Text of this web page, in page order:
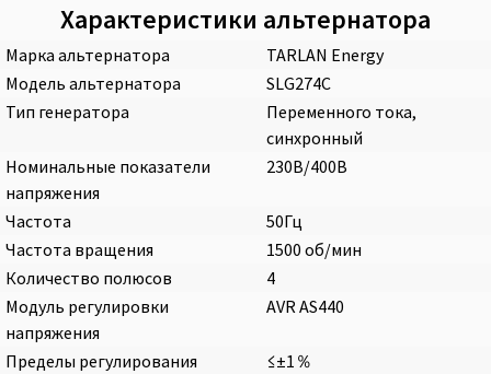
Характеристики альтернатора
Марка альтернатора
TARLAN Energy
Модель альтернатора
SLG274C
Тип генератора
Переменного тока,
синхронный
Номинальные показатели
напряжения
230В/400В
Частота
50Гц
Частота вращения
1500 об/мин
Количество полюсов
4
Модуль регулировки
напряжения
AVR AS440
Пределы регулирования
≤±1％